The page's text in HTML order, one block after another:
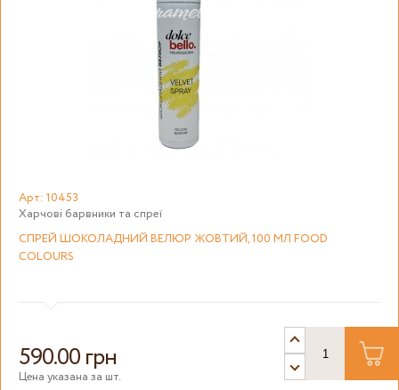
Арт: 10453
Харчові барвники та спреї
СПРЕЙ ШОКОЛАДНИЙ ВЕЛЮР ЖОВТИЙ, 100 МЛ FOOD
COLOURS
590.00 грн
Цена указана за шт.